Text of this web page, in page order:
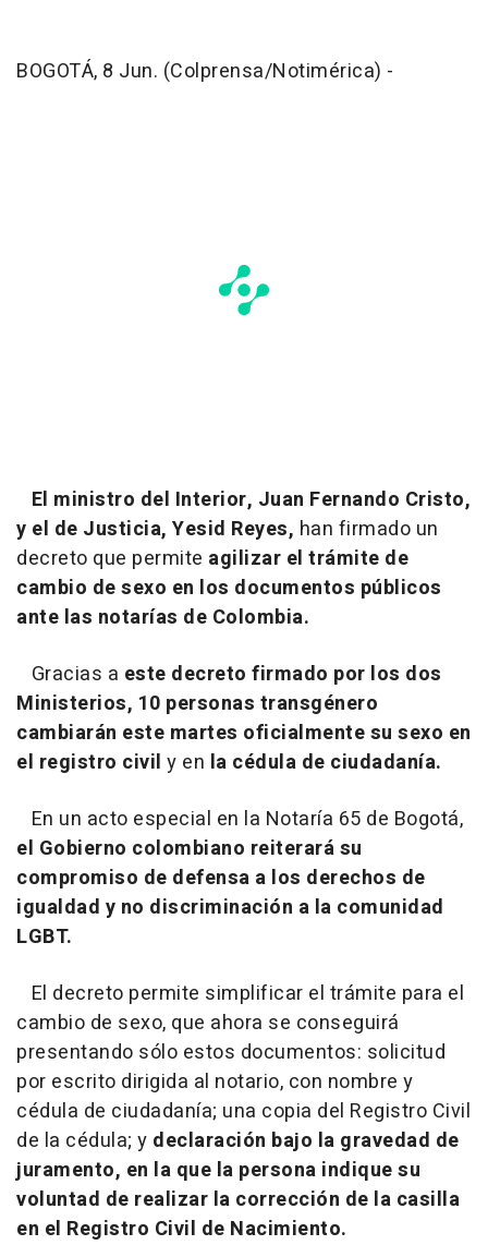
BOGOTÁ, 8 Jun. (Colprensa/Notimérica) -
El ministro del Interior, Juan Fernando Cristo,
y el de Justicia, Yesid Reyes, han firmado un
decreto que permite agilizar el trámite de
cambio de sexo en los documentos públicos
ante las notarías de Colombia.
Gracias a este decreto firmado por los dos
Ministerios, 10 personas transgénero
cambiarán este martes oficialmente su sexo en
el registro civil y en la cédula de ciudadanía.
En un acto especial en la Notaría 65 de Bogotá,
el Gobierno colombiano reiterará su
compromiso de defensa a los derechos de
igualdad y no discriminación a la comunidad
LGBT.
El decreto permite simplificar el trámite para el
cambio de sexo, que ahora se conseguirá
presentando sólo estos documentos: solicitud
por escrito dirigida al notario, con nombre y
cédula de ciudadanía; una copia del Registro Civil
de la cédula; y declaración bajo la gravedad de
juramento, en la que la persona indique su
voluntad de realizar la corrección de la casilla
en el Registro Civil de Nacimiento.